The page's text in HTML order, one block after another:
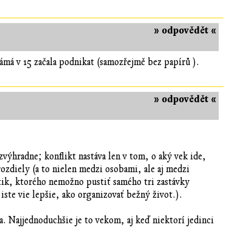
» odpovědět «
v 15 začala podnikat (samozřejmě bez papírů ).
» odpovědět «
konflikt nastáva len v tom, o aký vek ide,
(a to nielen medzi osobami, ale aj medzi
ktorého nemožno pustiť samého tri zastávky
vie lepšie, ako organizovať bežný život.).
Najjednoduchšie je to vekom, aj keď niektorí jedinci